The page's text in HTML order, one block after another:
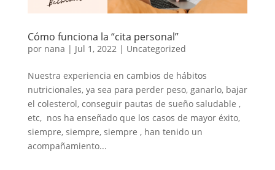
Cómo funciona la “cita personal”
por nana | Jul 1, 2022| Uncategorized
Nuestra experiencia en cambios de hábitos
nutricionales, ya sea para perder peso, ganarlo, bajar
el colesterol, conseguir pautas de sueño saludable ,
etc, nos ha enseñado que los casos de mayor éxito,
siempre, siempre, siempre , han tenido un
acompañamiento...